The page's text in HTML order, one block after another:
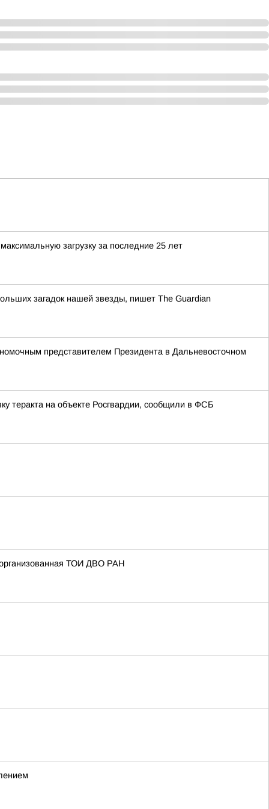
загрузку за последние 25 лет
загадок нашей звезды, пишет The Guardian
представителем Президента в Дальневосточном
теракта на объекте Росгвардии, сообщили в ФСБ
ТОИ ДВО РАН